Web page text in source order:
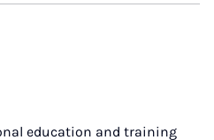
education and training